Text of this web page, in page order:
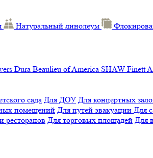
Натуральный линолеум
Dura Beaulieu of America SHAW Finett
сада Для ДОУ Для концертных
помещений Для путей эвакуации Для
ресторанов Для торговых площадей Для